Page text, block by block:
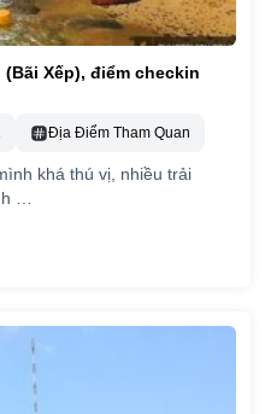
(Bãi Xếp), điểm checkin
Địa Điểm Tham Quan
khá thú vị, nhiều trải
…